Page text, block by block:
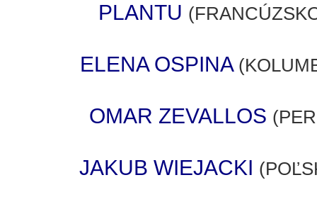
PLANTU
ELENA OSPINA
OMAR ZEVALLOS
JAKUB WIEJACKI